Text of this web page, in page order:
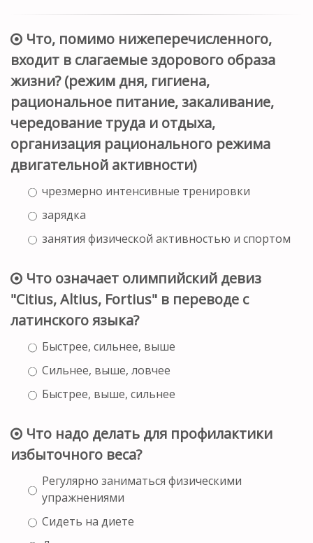
Что, помимо нижеперечисленного,
входит в слагаемые здорового образа
жизни? (режим дня, гигиена,
рациональное питание, закаливание,
чередование труда и отдыха,
организация рационального режима
двигательной активности)
чрезмерно интенсивные тренировки
зарядка
занятия физической активностью и спортом
Что означает олимпийский девиз
"Citius, Altius, Fortius" в переводе с
латинского языка?
Быстрее, сильнее, выше
Сильнее, выше, ловчее
Быстрее, выше, сильнее
Что надо делать для профилактики
избыточного веса?
Регулярно заниматься физическими
упражнениями
Сидеть на диете